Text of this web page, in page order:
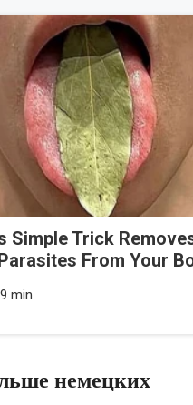
Simple Trick
From Your
min
немецких